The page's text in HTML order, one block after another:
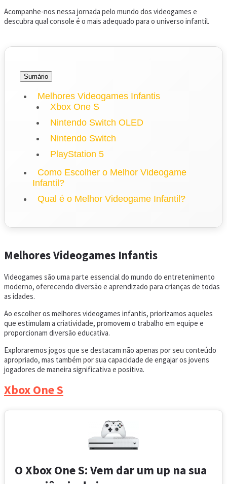
Acompanhe-nos nessa jornada pelo mundo dos videogames e
descubra qual console é o mais adequado para o universo infantil.
Sumário
Melhores Videogames Infantis
Xbox One S
Nintendo Switch OLED
Nintendo Switch
PlayStation 5
Como Escolher o Melhor Videogame
Infantil?
Qual é o Melhor Videogame Infantil?
Melhores Videogames Infantis
Videogames são uma parte essencial do mundo do entretenimento
moderno, oferecendo diversão e aprendizado para crianças de todas
as idades.
Ao escolher os melhores videogames infantis, priorizamos aqueles
que estimulam a criatividade, promovem o trabalho em equipe e
proporcionam diversão educativa.
Exploraremos jogos que se destacam não apenas por seu conteúdo
apropriado, mas também por sua capacidade de engajar os jovens
jogadores de maneira significativa e positiva.
Xbox One S
O Xbox One S: Vem dar um up na sua